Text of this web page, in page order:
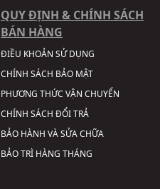
QUY ĐỊNH & CHÍNH SÁCH
BÁN HÀNG
ĐIỀU KHOẢN SỬ DỤNG
CHÍNH SÁCH BẢO MẬT
PHƯƠNG THỨC VẬN CHUYỂN
CHÍNH SÁCH ĐỔI TRẢ
BẢO HÀNH VÀ SỬA CHỮA
BẢO TRÌ HÀNG THÁNG